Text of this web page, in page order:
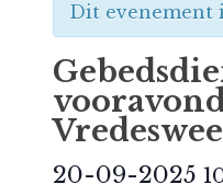
Dit evenement
20-09-2025